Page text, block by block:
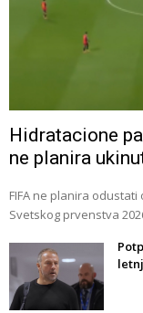
Hidratacione
ne planira
FIFA ne planira
Svetskog prvenstva